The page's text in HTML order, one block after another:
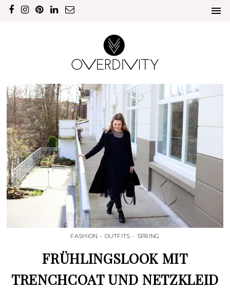
FASHION • OUTFITS • SPRING
FRÜHLINGSLOOK MIT
TRENCHCOAT UND NETZKLEID